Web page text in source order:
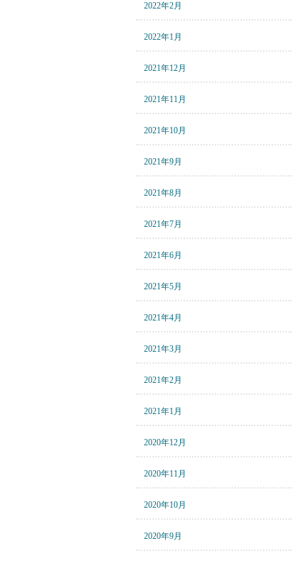
2022年2月
2022年1月
2021年12月
2021年11月
2021年10月
2021年9月
2021年8月
2021年7月
2021年6月
2021年5月
2021年4月
2021年3月
2021年2月
2021年1月
2020年12月
2020年11月
2020年10月
2020年9月